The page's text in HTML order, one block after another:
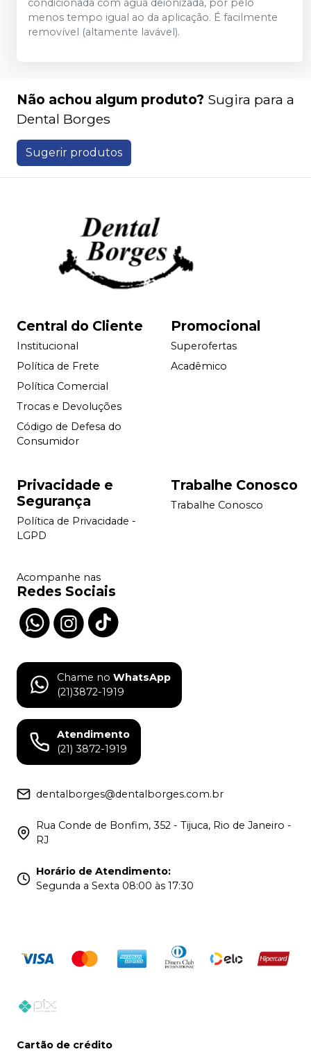
condicionada com água deionizada, por pelo
menos tempo igual ao da aplicação. É facilmente
removível (altamente lavável).
Não achou algum produto? Sugira para a
Dental Borges
Sugerir produtos
Central do Cliente
Institucional
Política de Frete
Política Comercial
Trocas e Devoluções
Código de Defesa do
Consumidor
Promocional
Superofertas
Acadêmico
Privacidade e
Segurança
Política de Privacidade -
LGPD
Trabalhe Conosco
Trabalhe Conosco
Acompanhe nas
Redes Sociais
Chame no WhatsApp
(21)3872-1919
Atendimento
(21) 3872-1919
dentalborges@dentalborges.com.br
Rua Conde de Bonfim, 352 - Tijuca, Rio de Janeiro -
RJ
Horário de Atendimento:
Segunda a Sexta 08:00 às 17:30
Cartão de crédito